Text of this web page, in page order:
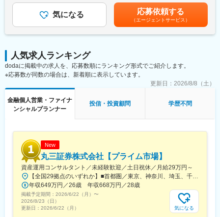
「独立系ファイナンシャルアドバイザー」とも呼ばれる、金融ア
ドバイザーの業態の一種です。既存の金融機関から独立している
ため、中立的な立場で顧客の立場に立った金融アドバイスが可能
変更の範囲：会社の定める業務
スを行い、次世代、またその先を見据え、専門家と協働し各プロ
ジェクトの成功を牽引します。
※営業スタイル：電話・商談（外回り）
新規開拓からアフターフォロー、独り立ちまでしっかりとサポー
トいたします。
【一人立ちの時期】
おおよそ２年程度を目安としておりますが、早い方だと半年で一
【過去の入社者経歴】
信金/メガバンク/地銀証券会社/中堅証券会社
営業開始から約２年半で預かり資産残高約３２０億円突破。豊富
なノウハウと、交流ネットワークがあります。
（2）トップダウンではない、フラットな社風
定期的に営業戦略会議を開催し、成功事例の共有や、お客様の相
談事に対する解決案を様々な角度から全員で考え意見を出し合っ
ています。
（3）上を目指し続けられる環境
富裕層向けのプライベートバンクである当社は取扱金額も大きい
じて異なります。（賞与機会年３回）詳細は面談時にお伝えいた
します。賃金はあくまでも目安の金額であり、選考を通じて上下
する可能性があります。月給(月額)は固定手当を含めた表記です。
気になる 応募依頼する
（エージェントサービス）
人気求人ランキング
dodaに掲載中の求人を、応募数順にランキング形式でご紹介します。
※応募数が同数の場合は、新着順に表示しています。
更新日： 2026/8/8（土）
金融個人営業・ファイナ
ンシャルプランナー
投信・投資顧問 学歴不問
New
丸三証券株式会社【プライム市場】
資産運用コンサルタント／未経験歓迎／土日祝休／月給29万円～
【全国29拠点のいずれか】■首都圏／東京、神奈川、埼玉、千葉■関東／栃木、群馬■関西／大阪、兵庫、京都■中部／愛知■北信越／新潟■東北／福島■中四国／岡山、広島■九州／福岡※詳細住所は「勤務地一覧」からご確認いただけます※受動喫煙対策：屋内全面禁煙※U・Iターン支援あり（社宅制度など）★：総合職の募集━━━全国転勤を含む総合職での募集です。4年程度のサイクルで支店や部署を異動し、経験を積み重ねながらキャリアを進んでいきます。定例で行う上長との面談で「マネジメントを目指したい」「経験を活かして人事へキャリアチェンジしたい」などの希望を出すことが可能です。日頃から上司との距離も近く、個人の働きっぷりがよく見える環境。希望や適性、これからに対する期待などに応じて、最適な配属を行っています。◎社宅制度、引っ越し費用負担があり、生活の不安なく経験の幅を広げていただけます。
年収649万円／26歳 年収668万円／28歳
掲載予定期間： 2026/6/22（月） 〜
2026/8/23（日）
更新日： 2026/6/22（月） 気になる